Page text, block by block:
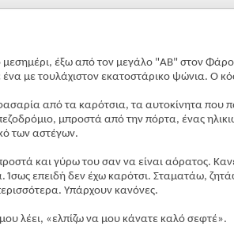
έξω από τον μεγάλο "ΑΒ" στον
ένα με τουλάχιστον εκατοστάρικο ψώνια. Ο
από τα καρότσια, τα αυτοκίνητα που
μπροστά από την πόρτα, ένας
των αστέγων.
και γύρω του σαν να είναι αόρατος.
επειδή δεν έχω καρότσι. Σταματάω,
Υπάρχουν κανόνες.
λέει, «ελπίζω να μου κάνατε καλό σεφτέ».